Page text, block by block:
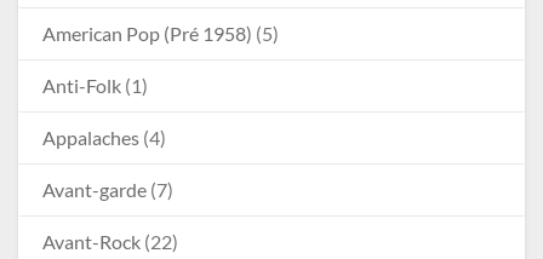
American Pop (Pré 1958) (5)
Anti-Folk (1)
Appalaches (4)
Avant-garde (7)
Avant-Rock (22)